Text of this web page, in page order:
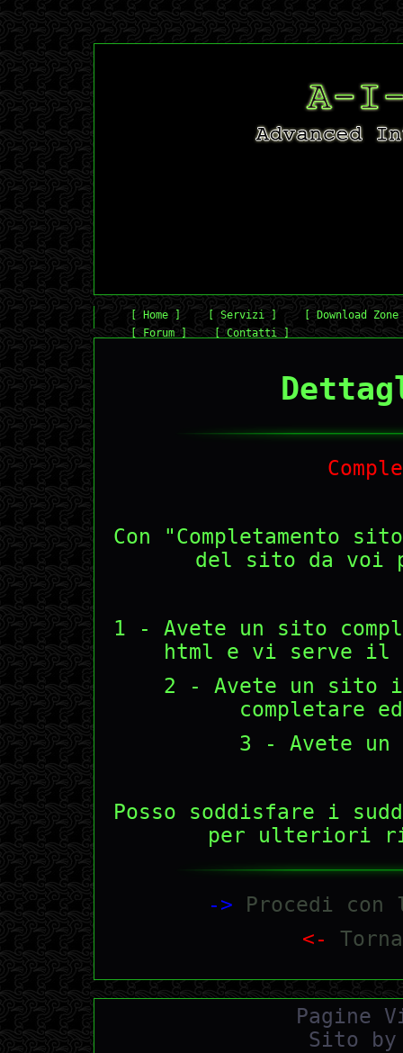
[ Home ] [ Servizi ]
[ Download
[ Forum ]
[ Contatti ]
Con "Completamento
del sito da voi
1 - Avete un sito
html e vi serve il
2 - Avete un sito
completare
3 - Avete un
Posso soddisfare i
per ulteriori
-> Procedi
<-
Pagine
Sito by